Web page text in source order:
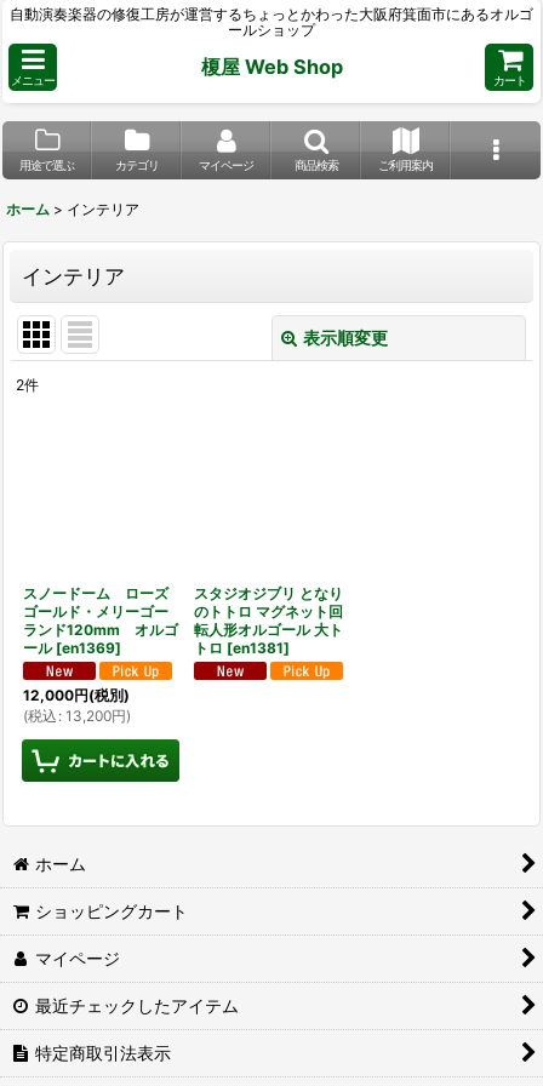
自動演奏楽器の修復工房が運営するちょっとかわった大阪府箕面市にあるオルゴ
ールショップ
メニュー
榎屋 Web Shop
カート
用途で選ぶ カテゴリ マイページ 商品検索 ご利用案内
ホーム > インテリア
インテリア
表示順変更
2件
スノードーム ローズ
ゴールド・メリーゴー
ランド120mm オルゴ
ール [en1369]
12,000円(税別)
(税込 : 13,200円)
スタジオジブリ となり
のトトロ マグネット回
転人形オルゴール 大ト
トロ [en1381]
ホーム
ショッピングカート
マイページ
最近チェックしたアイテム
特定商取引法表示